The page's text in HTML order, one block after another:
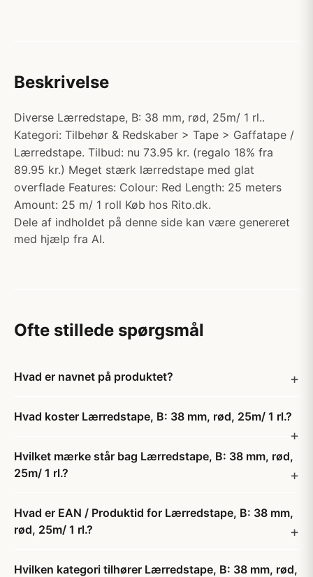
Beskrivelse
Diverse Lærredstape, B: 38 mm, rød, 25m/ 1 rl..
Kategori: Tilbehør & Redskaber > Tape > Gaffatape /
Lærredstape. Tilbud: nu 73.95 kr. (regalo 18% fra
89.95 kr.) Meget stærk lærredstape med glat
overflade Features: Colour: Red Length: 25 meters
Amount: 25 m/ 1 roll Køb hos Rito.dk.
Dele af indholdet på denne side kan være genereret
med hjælp fra AI.
Ofte stillede spørgsmål
Hvad er navnet på produktet?
Hvad koster Lærredstape, B: 38 mm, rød, 25m/ 1 rl.?
Hvilket mærke står bag Lærredstape, B: 38 mm, rød,
25m/ 1 rl.?
Hvad er EAN / Produktid for Lærredstape, B: 38 mm,
rød, 25m/ 1 rl.?
Hvilken kategori tilhører Lærredstape, B: 38 mm, rød,